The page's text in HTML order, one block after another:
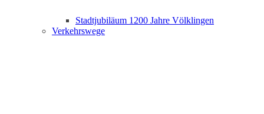
Stadtjubiläum 1200 Jahre Völklingen
Verkehrswege